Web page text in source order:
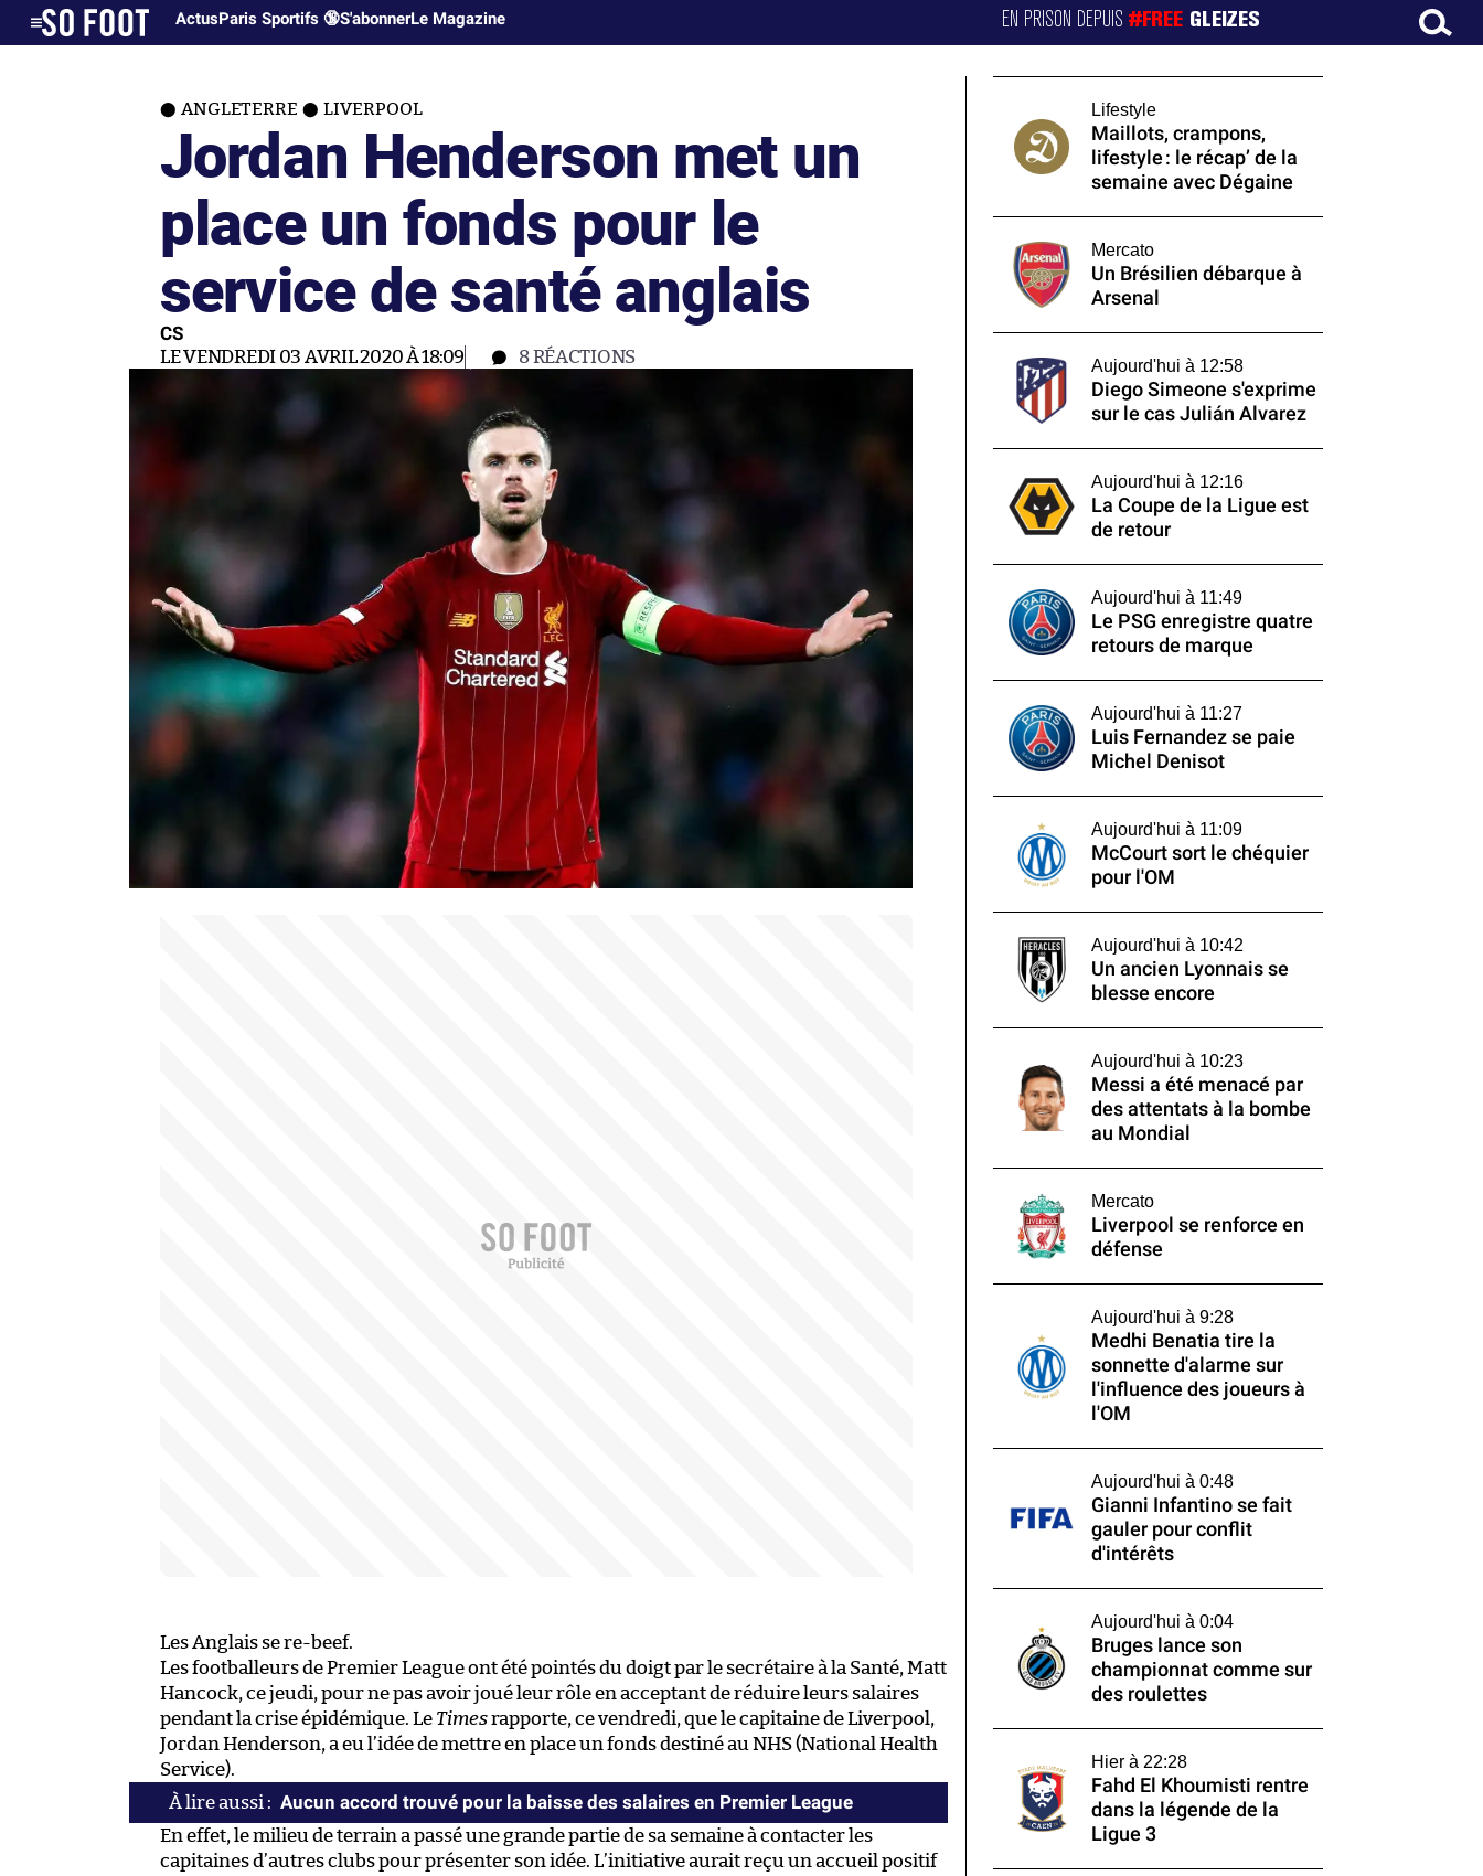
ActusParis Sportifs 🔞S'abonnerLe Magazine EN PRISON DEPUIS#FREE GLEIZES
ANGLETERRE LIVERPOOL
Jordan Henderson met un
place un fonds pour le
service de santé anglais
CS
LE VENDREDI 03 AVRIL 2020 À 18:09 8RÉACTIONS
Les Anglais se re-beef.
Les footballeurs de Premier League ont été pointés du doigt par le secrétaire à la Santé, Matt
Hancock, ce jeudi, pour ne pas avoir joué leur rôle en acceptant de réduire leurs salaires
pendant la crise épidémique. Le Timesrapporte, ce vendredi, que le capitaine de Liverpool,
Jordan Henderson, a eu l’idée de mettre en place un fonds destiné au NHS (National Health
Service).
Aucun accord trouvé pour la baisse des salaires en Premier League
En effet, le milieu de terrain a passé une grande partie de sa semaine à contacter les
capitaines d’autres clubs pour présenter son idée. L’initiative aurait reçu un accueil positif
Lifestyle
Maillots, crampons,
lifestyle : le récap’ de la
semaine avec Dégaine
Mercato
Un Brésilien débarque à
Arsenal
Aujourd'hui à 12:58
Diego Simeone s'exprime
sur le cas Julián Alvarez
Aujourd'hui à 12:16
La Coupe de la Ligue est
de retour
Aujourd'hui à 11:49
Le PSG enregistre quatre
retours de marque
Aujourd'hui à 11:27
Luis Fernandez se paie
Michel Denisot
Aujourd'hui à 11:09
McCourt sort le chéquier
pour l'OM
Aujourd'hui à 10:42
Un ancien Lyonnais se
blesse encore
Aujourd'hui à 10:23
Messi a été menacé par
des attentats à la bombe
au Mondial
Mercato
Liverpool se renforce en
défense
Aujourd'hui à 9:28
Medhi Benatia tire la
sonnette d'alarme sur
l'influence des joueurs à
l'OM
Aujourd'hui à 0:48
Gianni Infantino se fait
gauler pour conflit
d'intérêts
Aujourd'hui à 0:04
Bruges lance son
championnat comme sur
des roulettes
Hier à 22:28
Fahd El Khoumisti rentre
dans la légende de la
Ligue 3